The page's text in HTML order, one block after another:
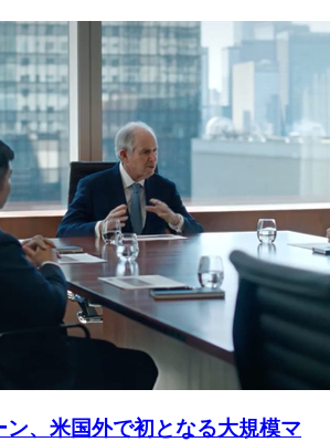
ン、米国外で初となる大規模マ